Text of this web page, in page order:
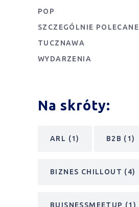
POP
SZCZEGÓLNIE POLECANE
TUCZNAWA
WYDARZENIA
Na skróty:
ARL (1) B2B (1)
BIZNES CHILLOUT (4)
BUISNESSMEETUP (1)